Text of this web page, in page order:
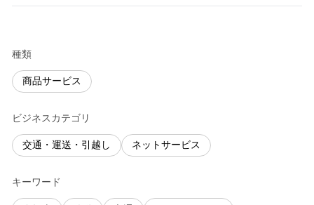
種類
商品サービス
ビジネスカテゴリ
交通・運送・引越し ネットサービス
キーワード